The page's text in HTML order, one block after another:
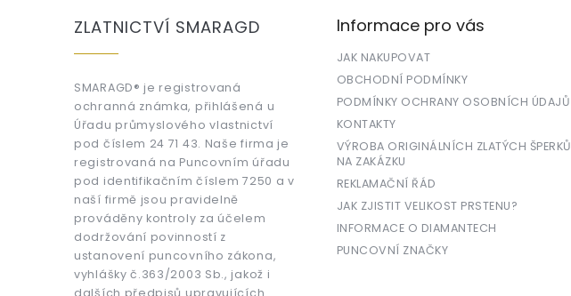
ZLATNICTVÍ SMARAGD
SMARAGD® je registrovaná
ochranná známka, přihlášená u
Úřadu průmyslového vlastnictví
pod číslem 24 71 43. Naše firma je
registrovaná na Puncovním úřadu
pod identifikačním číslem 7250 a v
naší firmě jsou pravidelně
prováděny kontroly za účelem
dodržování povinností z
ustanovení puncovního zákona,
vyhlášky č.363/2003 Sb., jakož i
Informace pro vás
JAK NAKUPOVAT
OBCHODNÍ PODMÍNKY
PODMÍNKY OCHRANY OSOBNÍCH ÚDAJŮ
KONTAKTY
VÝROBA ORIGINÁLNÍCH ZLATÝCH ŠPERKŮ
NA ZAKÁZKU
REKLAMAČNÍ ŘÁD
JAK ZJISTIT VELIKOST PRSTENU?
INFORMACE O DIAMANTECH
PUNCOVNÍ ZNAČKY